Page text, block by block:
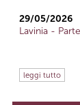
29/05/2026
Lavinia -
leggi tutto